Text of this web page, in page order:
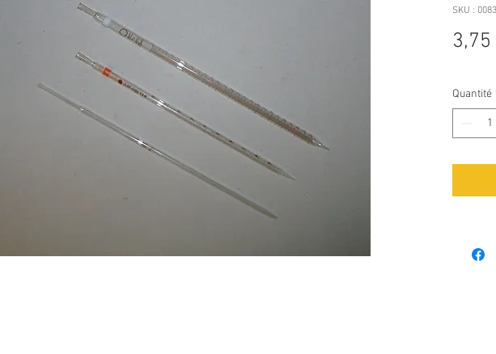
SKU : 0083
3,75
Quantité